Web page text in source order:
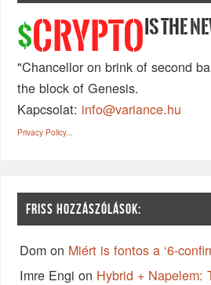
$CRYPTO IS THE
"Chancellor on brink of second
the block of Genesis.
Kapcsolat: info@variance.hu
Privacy Policy...
FRISS HOZZÁSZÓLÁSOK:
Dom on Miért is fontos a ‘6-
Imre Engi on Hybrid + Napelem: